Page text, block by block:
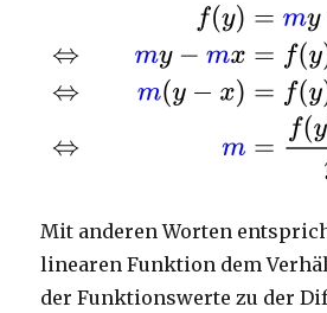
Mit anderen Worten
linearen Funktion dem
der Funktionswerte zu der